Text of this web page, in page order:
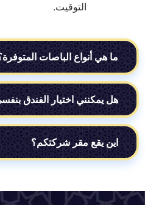
أنواع الباصات المتوفرة؟
اختيار الفندق بنفسي؟
يقع مقر شركتكم؟